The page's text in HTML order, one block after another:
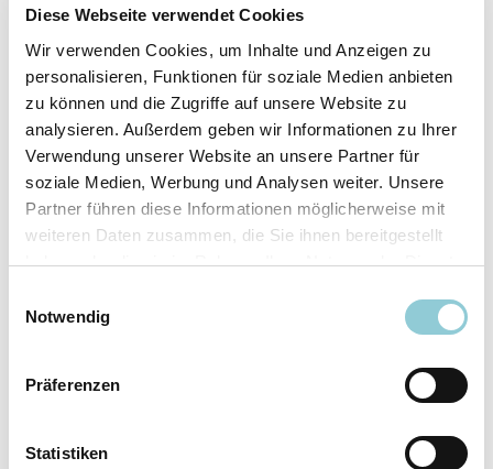
Diese Webseite verwendet Cookies
Wir verwenden Cookies, um Inhalte und Anzeigen zu
personalisieren, Funktionen für soziale Medien anbieten
zu können und die Zugriffe auf unsere Website zu
analysieren. Außerdem geben wir Informationen zu Ihrer
Verwendung unserer Website an unsere Partner für
soziale Medien, Werbung und Analysen weiter. Unsere
Partner führen diese Informationen möglicherweise mit
weiteren Daten zusammen, die Sie ihnen bereitgestellt
haben oder die sie im Rahmen Ihrer Nutzung der Dienste
Notwendig
Präferenzen
Statistiken
Angebotsnummer
ABO49.239
Ausstattungslinie
AMG Line
Verfügbar ab
10/2026
Fahrzeugkategorie
SUV/​Geländewagen/​
Pickup
Fahrzeugkategorie
Sportwagen/​Coupé
Leistung
180 kW (245 PS)
Ausstattung